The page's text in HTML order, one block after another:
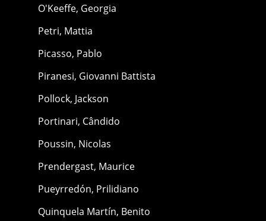
O'Keeffe, Georgia
Petri, Mattia
Picasso, Pablo
Piranesi, Giovanni Battista
Pollock, Jackson
Portinari, Cândido
Poussin, Nicolas
Prendergast, Maurice
Pueyrredón, Prilidiano
Quinquela Martín, Benito